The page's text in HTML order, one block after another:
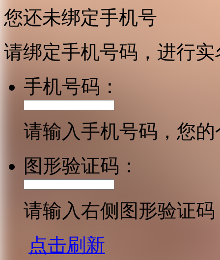
您还未绑定手机号
请绑定手机号码，进行
手机号码：
请输入手机号码，您
图形验证码：
请输入右侧图形验证码
点击刷新